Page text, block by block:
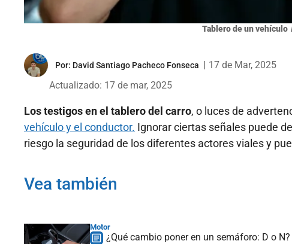
Tablero de un vehículo
Por: David Santiago Pacheco Fonseca
17 de Mar, 2025
Actualizado: 17 de mar, 2025
Los testigos en el tablero del carro, o luces de
vehículo y el conductor. Ignorar ciertas señales puede
riesgo la seguridad de los diferentes actores viales y
Vea también
Motor
¿Qué cambio poner en un semáforo: D o